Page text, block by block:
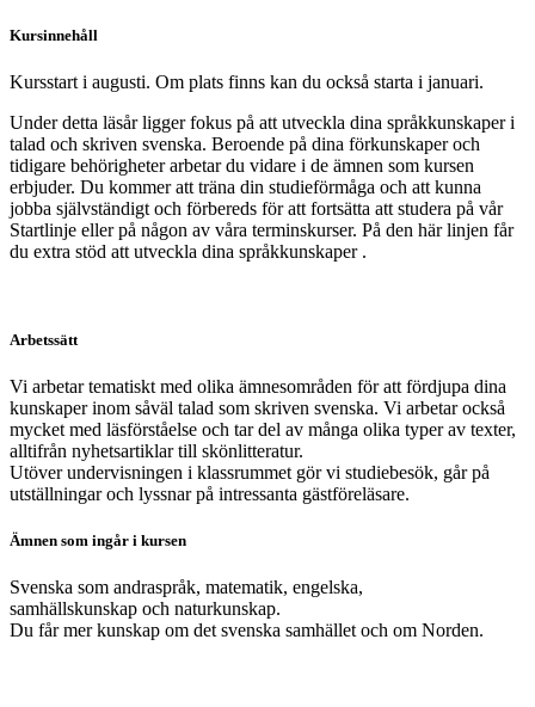
Kursinnehåll
Kursstart i augusti. Om plats finns kan du också starta i januari.
Under detta läsår ligger fokus på att utveckla dina språkkunskaper i
talad och skriven svenska. Beroende på dina förkunskaper och
tidigare behörigheter arbetar du vidare i de ämnen som kursen
erbjuder. Du kommer att träna din studieförmåga och att kunna
jobba självständigt och förbereds för att fortsätta att studera på vår
Startlinje eller på någon av våra terminskurser. På den här linjen får
du extra stöd att utveckla dina språkkunskaper .
Arbetssätt
Vi arbetar tematiskt med olika ämnesområden för att fördjupa dina
kunskaper inom såväl talad som skriven svenska. Vi arbetar också
mycket med läsförståelse och tar del av många olika typer av texter,
alltifrån nyhetsartiklar till skönlitteratur.
Utöver undervisningen i klassrummet gör vi studiebesök, går på
utställningar och lyssnar på intressanta gästföreläsare.
Ämnen som ingår i kursen
Svenska som andraspråk, matematik, engelska,
samhällskunskap och naturkunskap.
Du får mer kunskap om det svenska samhället och om Norden.